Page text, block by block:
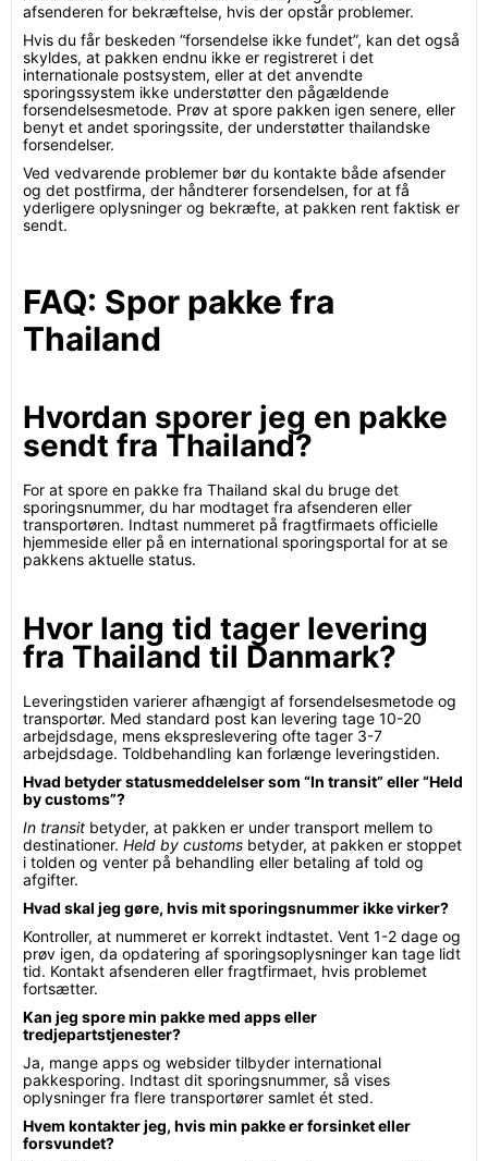
afsenderen for bekræftelse, hvis der opstår problemer.
Hvis du får beskeden “forsendelse ikke fundet”, kan det også
skyldes, at pakken endnu ikke er registreret i det
internationale postsystem, eller at det anvendte
sporingssystem ikke understøtter den pågældende
forsendelsesmetode. Prøv at spore pakken igen senere, eller
benyt et andet sporingssite, der understøtter thailandske
forsendelser.
Ved vedvarende problemer bør du kontakte både afsender
og det postfirma, der håndterer forsendelsen, for at få
yderligere oplysninger og bekræfte, at pakken rent faktisk er
sendt.
FAQ: Spor pakke fra
Thailand
Hvordan sporer jeg en pakke
sendt fra Thailand?
For at spore en pakke fra Thailand skal du bruge det
sporingsnummer, du har modtaget fra afsenderen eller
transportøren. Indtast nummeret på fragtfirmaets officielle
hjemmeside eller på en international sporingsportal for at se
pakkens aktuelle status.
Hvor lang tid tager levering
fra Thailand til Danmark?
Leveringstiden varierer afhængigt af forsendelsesmetode og
transportør. Med standard post kan levering tage 10-20
arbejdsdage, mens ekspreslevering ofte tager 3-7
arbejdsdage. Toldbehandling kan forlænge leveringstiden.
Hvad betyder statusmeddelelser som “In transit” eller “Held
by customs”?
In transit betyder, at pakken er under transport mellem to
destinationer. Held by customs betyder, at pakken er stoppet
i tolden og venter på behandling eller betaling af told og
afgifter.
Hvad skal jeg gøre, hvis mit sporingsnummer ikke virker?
Kontroller, at nummeret er korrekt indtastet. Vent 1-2 dage og
prøv igen, da opdatering af sporingsoplysninger kan tage lidt
tid. Kontakt afsenderen eller fragtfirmaet, hvis problemet
fortsætter.
Kan jeg spore min pakke med apps eller
tredjepartstjenester?
Ja, mange apps og websider tilbyder international
pakkesporing. Indtast dit sporingsnummer, så vises
oplysninger fra flere transportører samlet ét sted.
Hvem kontakter jeg, hvis min pakke er forsinket eller
forsvundet?